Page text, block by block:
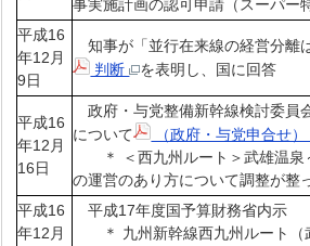
事実施計画の認可申請（スーパー
平成16
年12月
9日
知事が「並行在来線の経営分離
判断
を表明し、国に回答
平成16
年12月
16日
政府・与党整備新幹線検討委員
について
（政府・与党申合せ
＊ ＜西九州ルート＞武雄温泉
の運営のあり方について調整が整
平成16
年12月
平成17年度国予算財務省内示
＊ 九州新幹線西九州ルート（